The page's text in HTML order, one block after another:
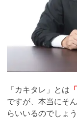
「カキタレ」とは
ですが、本当にそ
らいいるのでしょう